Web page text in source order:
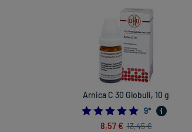
Arnica C 30 Globuli, 10 g
9*
8,57 € 13,45 €